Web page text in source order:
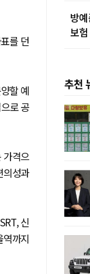
를 던
할 예
로 공
가격으
의성과
신
까지
방
보
추천